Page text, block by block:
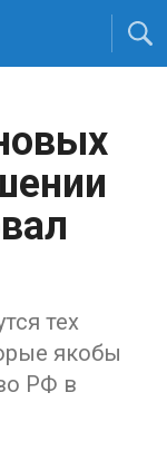
тех
якобы
РФ в